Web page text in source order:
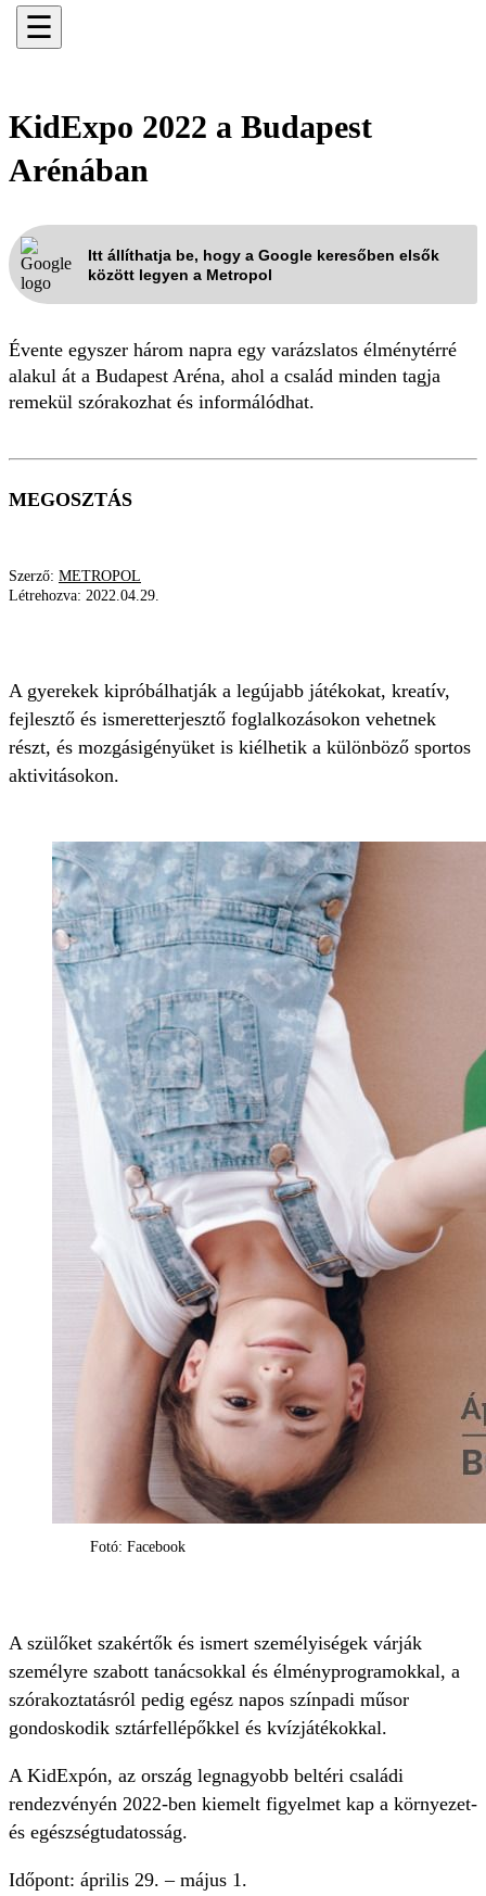
☰
KidExpo 2022 a Budapest
Arénában
Itt állíthatja be, hogy a Google keresőben elsők
között legyen a Metropol
Évente egyszer három napra egy varázslatos élménytérré
alakul át a Budapest Aréna, ahol a család minden tagja
remekül szórakozhat és informálódhat.
MEGOSZTÁS
Szerző: METROPOL
Létrehozva: 2022.04.29.
A gyerekek kipróbálhatják a legújabb játékokat, kreatív,
fejlesztő és ismeretterjesztő foglalkozásokon vehetnek
részt, és mozgásigényüket is kiélhetik a különböző sportos
aktivitásokon.
Fotó: Facebook
A szülőket szakértők és ismert személyiségek várják
személyre szabott tanácsokkal és élményprogramokkal, a
szórakoztatásról pedig egész napos színpadi műsor
gondoskodik sztárfellépőkkel és kvízjátékokkal.
A KidExpón, az ország legnagyobb beltéri családi
rendezvényén 2022-ben kiemelt figyelmet kap a környezet-
és egészségtudatosság.
Időpont: április 29. – május 1.